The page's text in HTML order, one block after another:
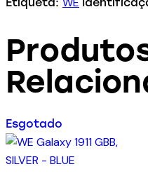
Etiqueta:
Esgotado